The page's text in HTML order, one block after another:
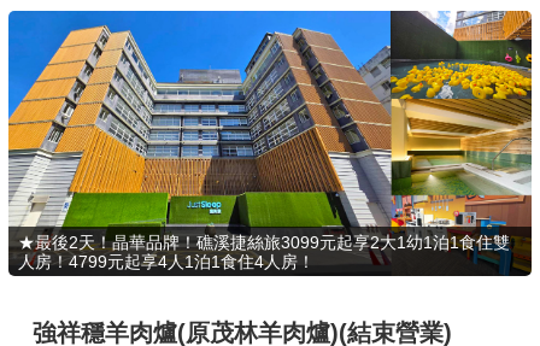
首 頁
搜尋景點
好康優惠
最新消息
特色遊戲場
親子住房優惠 台北親子餐廳 溫泉泡湯SPA
★最後2天！晶華品牌！礁溪捷絲旅3099元起享2大1幼1泊1食住雙
人房！4799元起享4人1泊1食住4人房！
強祥穩羊肉爐(原茂林羊肉爐)(結束營業)